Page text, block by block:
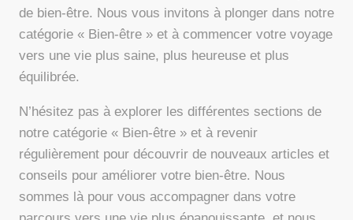
de bien-être. Nous vous invitons à plonger dans notre
catégorie « Bien-être » et à commencer votre voyage
vers une vie plus saine, plus heureuse et plus
équilibrée.
N’hésitez pas à explorer les différentes sections de
notre catégorie « Bien-être » et à revenir
régulièrement pour découvrir de nouveaux articles et
conseils pour améliorer votre bien-être. Nous
sommes là pour vous accompagner dans votre